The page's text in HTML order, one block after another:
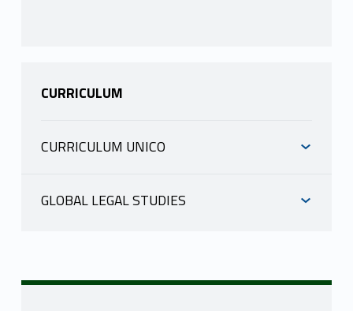
CURRICULUM
CURRICULUM UNICO
scheda docente
GLOBAL LEGAL STUDIES
MASSARO ANTONELLA